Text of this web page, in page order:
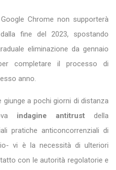
Chrome non supporterà
fine del 2023, spostando
eliminazione da gennaio
completare il processo di
anno.
a pochi giorni di distanza
indagine antitrust della
pratiche anticoncorrenziali di
vi è la necessità di ulteriori
con le autorità regolatorie e